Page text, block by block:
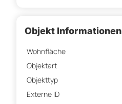
Objekt Informationen
Wohnfläche
Objektart
Objekttyp
Externe ID